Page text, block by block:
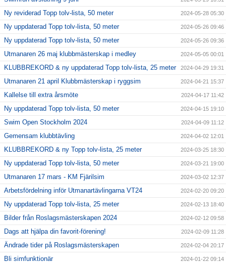
Ny reviderad Topp tolv-lista, 50 meter 2024-05-28 05:30
Ny uppdaterad Topp tolv-lista, 50 meter 2024-05-26 09:46
Ny uppdaterad Topp tolv-lista, 50 meter 2024-05-26 09:36
Utmanaren 26 maj klubbmästerskap i medley 2024-05-05 00:01
KLUBBREKORD & ny uppdaterad Topp tolv-lista, 25 meter 2024-04-29 19:31
Utmanaren 21 april Klubbmästerskap i ryggsim 2024-04-21 15:37
Kallelse till extra årsmöte 2024-04-17 11:42
Ny uppdaterad Topp tolv-lista, 50 meter 2024-04-15 19:10
Swim Open Stockholm 2024 2024-04-09 11:12
Gemensam klubbtävling 2024-04-02 12:01
KLUBBREKORD & ny Topp tolv-lista, 25 meter 2024-03-25 18:30
Ny uppdaterad Topp tolv-lista, 50 meter 2024-03-21 19:00
Utmanaren 17 mars - KM Fjärilsim 2024-03-02 12:37
Arbetsfördelning inför Utmanartävlingarna VT24 2024-02-20 09:20
Ny uppdaterad Topp tolv-lista, 25 meter 2024-02-13 18:40
Bilder från Roslagsmästerskapen 2024 2024-02-12 09:58
Dags att hjälpa din favorit-förening! 2024-02-09 11:28
Ändrade tider på Roslagsmästerskapen 2024-02-04 20:17
Bli simfunktionär 2024-01-22 09:14